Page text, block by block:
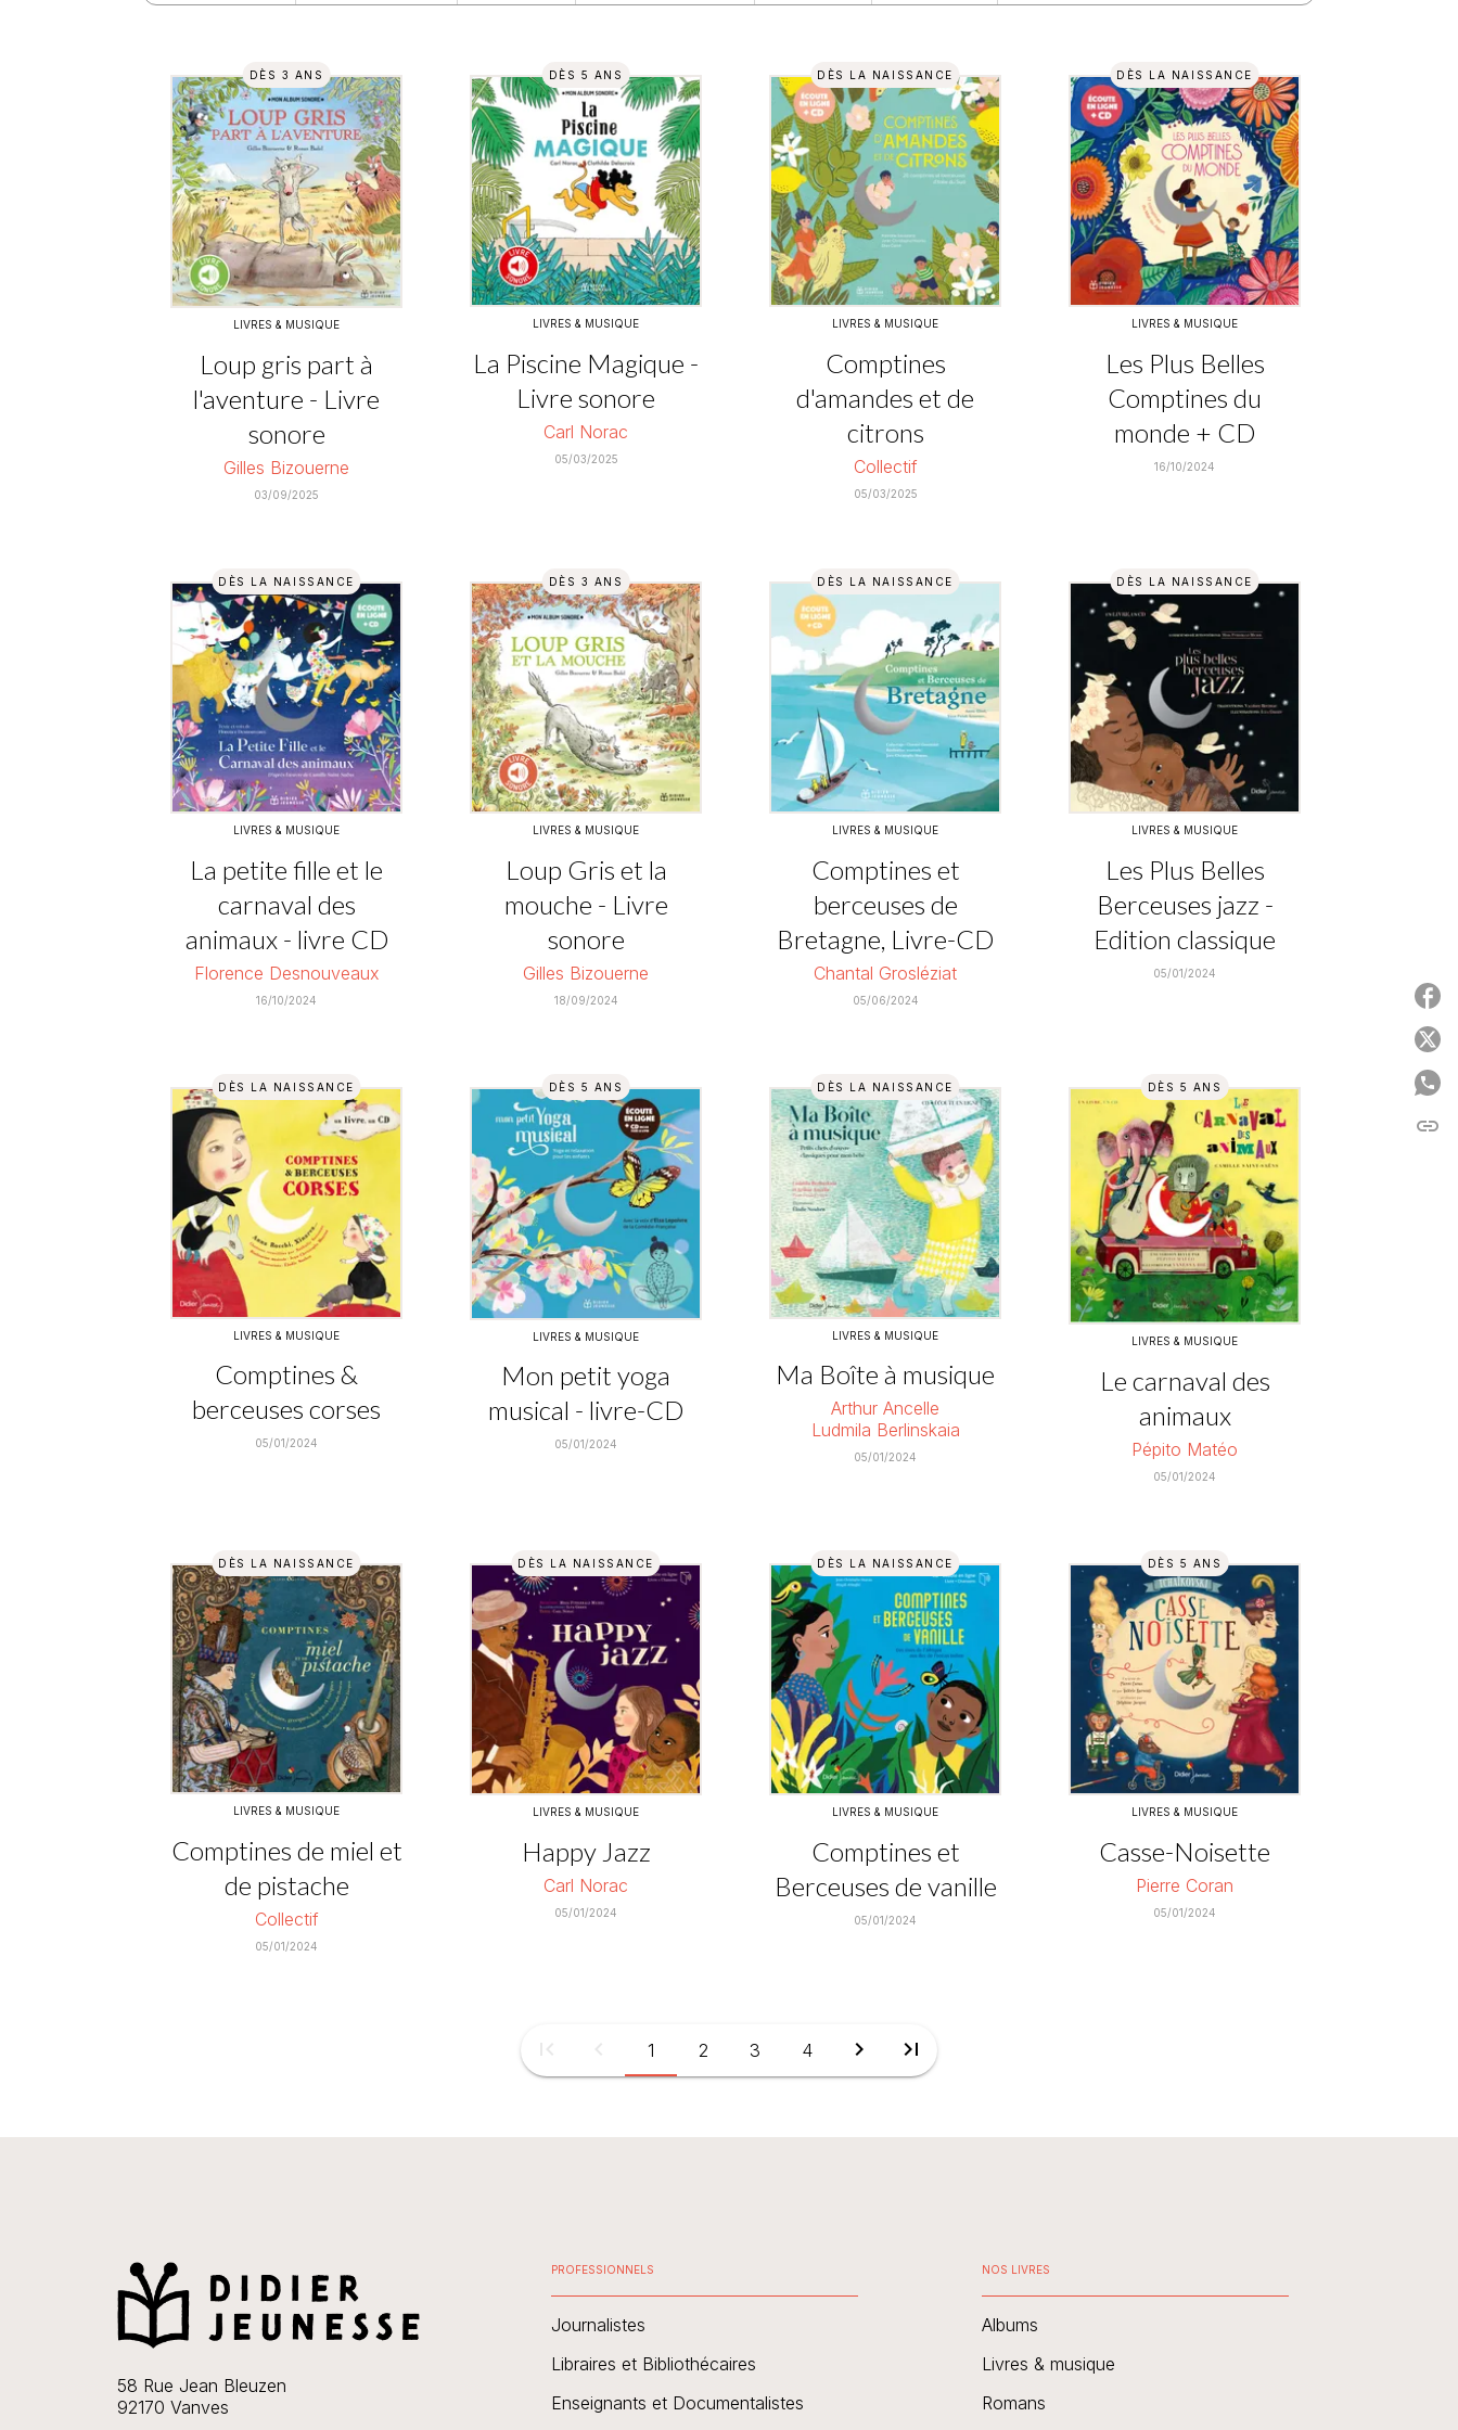
DÈS 3 ANS
LIVRES & MUSIQUE
Loup gris part à
l'aventure - Livre
sonore
Gilles Bizouerne
03/09/2025
DÈS 5 ANS
LIVRES & MUSIQUE
La Piscine Magique -
Livre sonore
Carl Norac
05/03/2025
DÈS LA NAISSANCE
LIVRES & MUSIQUE
Comptines
d'amandes et de
citrons
Collectif
05/03/2025
DÈS LA NAISSANCE
LIVRES & MUSIQUE
Les Plus Belles
Comptines du
monde + CD
16/10/2024
DÈS LA NAISSANCE
LIVRES & MUSIQUE
La petite fille et le
carnaval des
animaux - livre CD
Florence Desnouveaux
16/10/2024
DÈS 3 ANS
LIVRES & MUSIQUE
Loup Gris et la
mouche - Livre
sonore
Gilles Bizouerne
18/09/2024
DÈS LA NAISSANCE
LIVRES & MUSIQUE
Comptines et
berceuses de
Bretagne, Livre-CD
Chantal Grosléziat
05/06/2024
DÈS LA NAISSANCE
LIVRES & MUSIQUE
Les Plus Belles
Berceuses jazz -
Edition classique
05/01/2024
DÈS LA NAISSANCE
LIVRES & MUSIQUE
Comptines &
berceuses corses
05/01/2024
DÈS 5 ANS
LIVRES & MUSIQUE
Mon petit yoga
musical - livre-CD
05/01/2024
DÈS LA NAISSANCE
LIVRES & MUSIQUE
Ma Boîte à musique
Arthur Ancelle
Ludmila Berlinskaia
05/01/2024
DÈS 5 ANS
LIVRES & MUSIQUE
Le carnaval des
animaux
Pépito Matéo
05/01/2024
DÈS LA NAISSANCE
LIVRES & MUSIQUE
Comptines de miel et
de pistache
Collectif
05/01/2024
DÈS LA NAISSANCE
LIVRES & MUSIQUE
Happy Jazz
Carl Norac
05/01/2024
DÈS LA NAISSANCE
LIVRES & MUSIQUE
Comptines et
Berceuses de vanille
05/01/2024
DÈS 5 ANS
LIVRES & MUSIQUE
Casse-Noisette
Pierre Coran
05/01/2024
1 2 3 4 chevron_right last_page
link
58 Rue Jean Bleuzen
92170 Vanves
PROFESSIONNELS
Journalistes
Libraires et Bibliothécaires
Enseignants et Documentalistes
NOS LIVRES
Albums
Livres & musique
Romans